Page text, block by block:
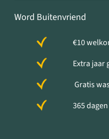
Word Buitenvriend
€10
Extra jaar
Gratis
365